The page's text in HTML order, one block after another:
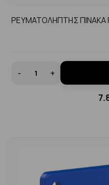
ΡΕΥΜΑΤΟΛΗΠΤΗΣ ΠΙΝΑΚΑ
- +